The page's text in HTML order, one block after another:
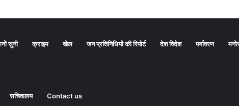
सुनी क्राइम खेल जन प्रतिनिधियों की रिपोर्ट देश विदेश पर्यावरण
सचिवालय Contact us